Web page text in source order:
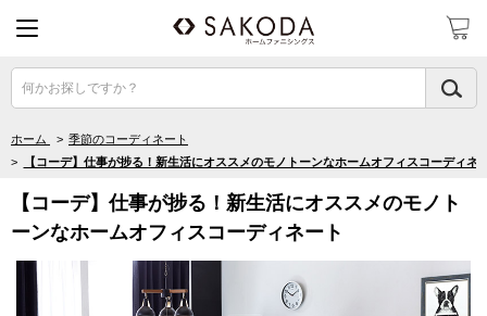
何かお探しですか？
ホーム > 季節のコーディネート
>
【コーデ】仕事が捗る！新生活にオススメのモノトーンなホームオフィスコーディネ
【コーデ】仕事が捗る！新生活にオススメのモノト
ーンなホームオフィスコーディネート